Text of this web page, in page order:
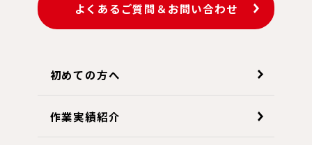
よくあるご質問＆お問い合わせ
初めての方へ
作業実績紹介